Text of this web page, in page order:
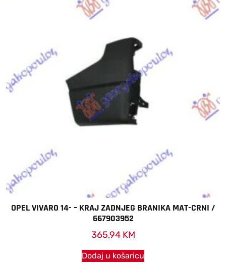
OPEL VIVARO 14- – KRAJ ZADNJEG BRANIKA MAT-CRNI /
667903952
365,94 KM
Dodaj u košaricu